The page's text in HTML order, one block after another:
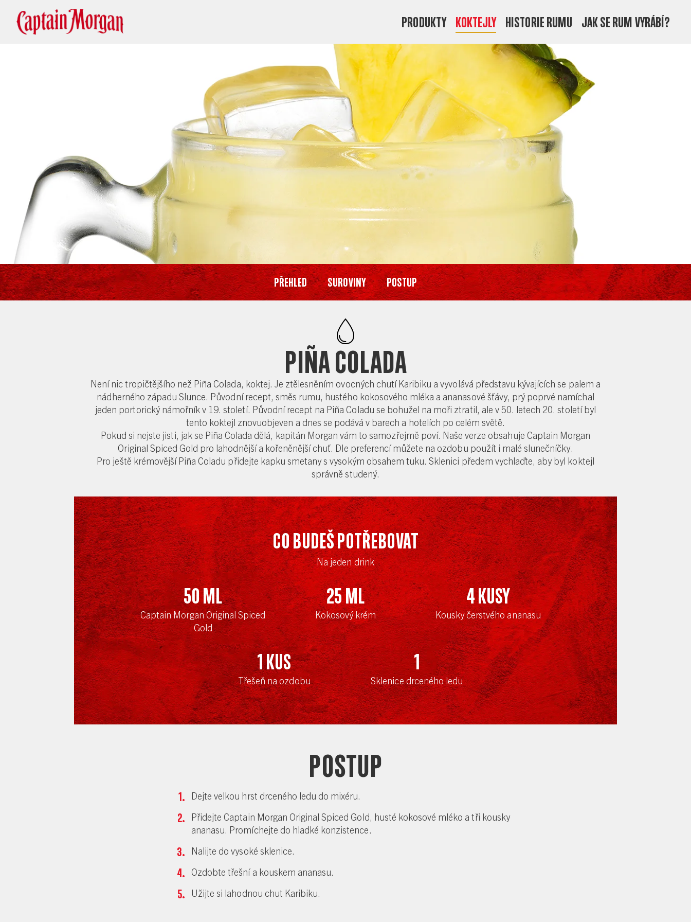
PRODUKTY KOKTEJLY HISTORIE RUMU JAK SE RUM VYRÁBÍ?
Přehled Suroviny Postup
Piña Colada
Není nic tropičtějšího než Piña Colada, koktej. Je ztělesněním ovocných chutí Karibiku a vyvolává představu kývajících se palem a
nádherného západu Slunce. Původní recept, směs rumu, hustého kokosového mléka a ananasové šťávy, prý poprvé namíchal
jeden portorický námořník v 19. století. Původní recept na Piña Coladu se bohužel na moři ztratil, ale v 50. letech 20. století byl
tento koktejl znovuobjeven a dnes se podává v barech a hotelích po celém světě.
Pokud si nejste jisti, jak se Piña Colada dělá, kapitán Morgan vám to samozřejmě poví. Naše verze obsahuje Captain Morgan
Original Spiced Gold pro lahodnější a kořeněnější chuť. Dle preferencí můžete na ozdobu použít i malé slunečníčky.
Pro ještě krémovější Piña Coladu přidejte kapku smetany s vysokým obsahem tuku. Sklenici předem vychlaďte, aby byl koktejl
správně studený.
CO BUDEŠ POTŘEBOVAT
Na jeden drink
50ml
Captain Morgan Original Spiced
Gold
25ml
Kokosový krém
4kusy
Kousky čerstvého ananasu
1kus
Třešeň na ozdobu
1
Sklenice drceného ledu
Postup
Dejte velkou hrst drceného ledu do mixéru.
Přidejte Captain Morgan Original Spiced Gold, husté kokosové mléko a tři kousky
ananasu. Promíchejte do hladké konzistence.
Nalijte do vysoké sklenice.
Ozdobte třešní a kouskem ananasu.
Užijte si lahodnou chut Karibiku.